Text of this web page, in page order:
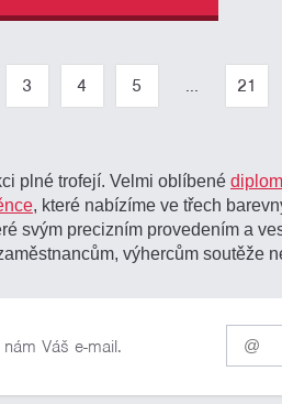
3 4 5 ... 21
plné trofejí. Velmi oblíbené
, které nabízíme ve třech
svým precizním provedením a
výhercům soutěže
Váš e-mail.
Pro
odběr
našich
novinek